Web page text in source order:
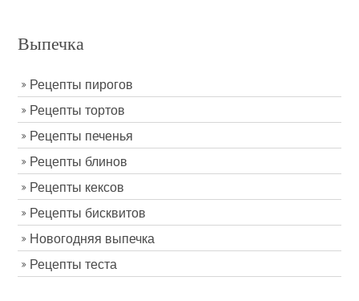
Выпечка
Рецепты пирогов
Рецепты тортов
Рецепты печенья
Рецепты блинов
Рецепты кексов
Рецепты бисквитов
Новогодняя выпечка
Рецепты теста